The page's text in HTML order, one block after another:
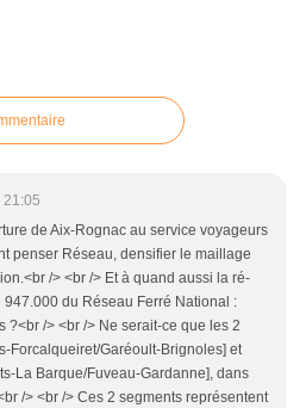
21:05
de Aix-Rognac au service voyageurs
penser Réseau, densifier le maillage
/> <br /> Et à quand aussi la ré-
du Réseau Ferré National :
?<br /> <br /> Ne serait-ce que les 2
Forcalqueiret/Garéoult-Brignoles] et
La Barque/Fuveau-Gardanne], dans
/> <br /> Ces 2 segments représentent